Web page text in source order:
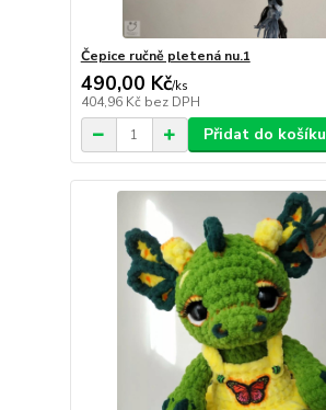
Čepice ručně pletená nu.1
490,00 Kč/ks
404,96 Kč bez DPH
Přidat do košíku